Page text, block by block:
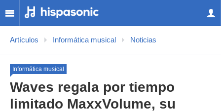
Artículos Informática musical Noticias
Informática musical
Waves regala por tiempo
limitado MaxxVolume, su